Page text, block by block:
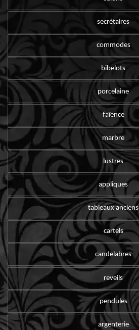
secrétaires
commodes
bibelots
porcelaine
faïence
marbre
lustres
appliques
tableaux anciens
cartels
candelabres
reveils
pendules
argenterie